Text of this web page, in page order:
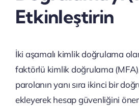
Etkinleştirin
İki aşamalı kimlik doğrulama
faktörlü kimlik doğrulama (MFA),
parolanın yanı sıra ikinci bir
ekleyerek hesap güvenliğini